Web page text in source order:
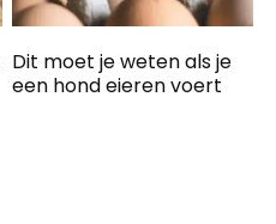
Dit moet je weten als je
een hond eieren voert